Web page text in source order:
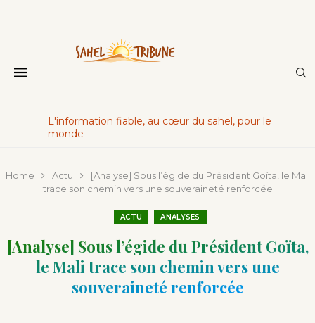
L'information fiable, au cœur du sahel, pour le
monde
Home Actu
[Analyse] Sous l’égide du Président Goïta, le Mali
trace son chemin vers une souveraineté renforcée
ACTU ANALYSES
[Analyse] Sous l’égide du Président Goïta,
le Mali trace son chemin vers une
souveraineté renforcée